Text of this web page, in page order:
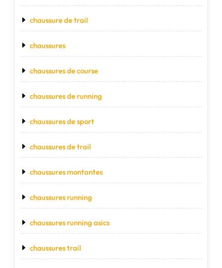
chaussure de trail
chaussures
chaussures de course
chaussures de running
chaussures de sport
chaussures de trail
chaussures montantes
chaussures running
chaussures running asics
chaussures trail